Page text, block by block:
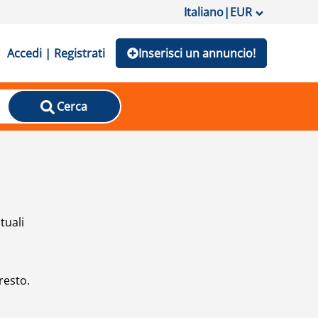
Italiano|EUR
Accedi | Registrati Inserisci un annuncio!
Cerca